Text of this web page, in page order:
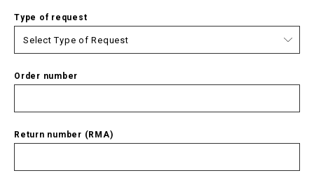
Type of request
Order number
Return number (RMA)